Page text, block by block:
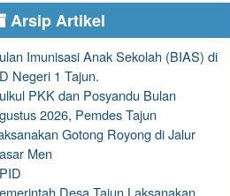
Arsip Artikel
Imunisasi Anak Sekolah (BIAS) di
Negeri 1 Tajun.
PKK dan Posyandu Bulan
2026, Pemdes Tajun
Gotong Royong di Jalur
Men